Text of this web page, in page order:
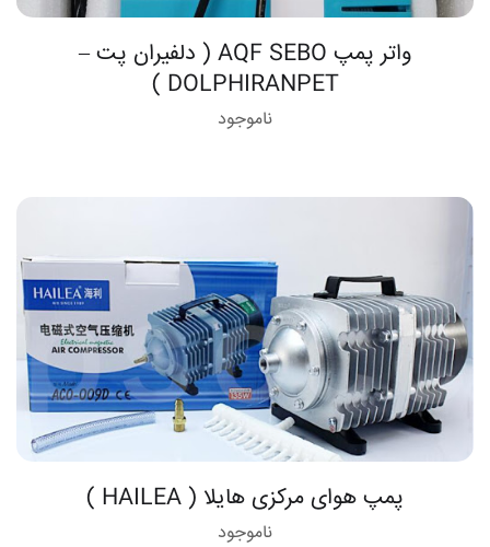
واتر پمپ AQF SEBO ( دلفیران پت –
DOLPHIRANPET )
ناموجود
پمپ هوای مرکزی هایلا ( HAILEA )
ناموجود